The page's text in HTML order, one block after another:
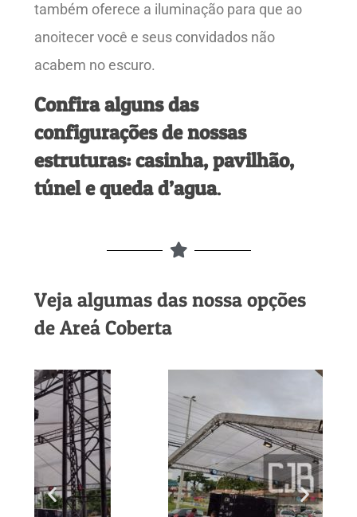
também oferece a iluminação para que ao
anoitecer você e seus convidados não
acabem no escuro.
Confira alguns das
configurações de nossas
estruturas: casinha, pavilhão,
túnel e queda d’agua.
Veja algumas das nossa opções
de Areá Coberta